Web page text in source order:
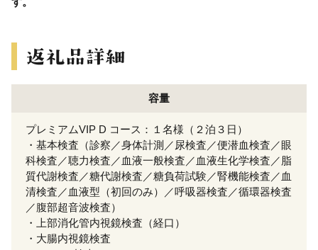
容量
プレミアムVIP D コース：１名様（２泊３日）
・基本検査（診察／身体計測／尿検査／便潜血検査／眼
科検査／聴力検査／血液一般検査／血液生化学検査／脂
質代謝検査／糖代謝検査／糖負荷試験／腎機能検査／血
清検査／血液型（初回のみ）／呼吸器検査／循環器検査
／腹部超音波検査）
・上部消化管内視鏡検査（経口）
・大腸内視鏡検査